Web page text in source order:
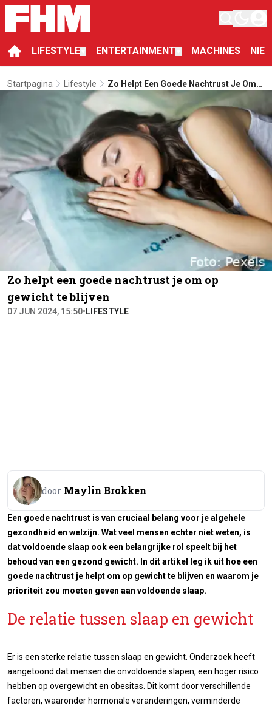
LIFESTYLE ENTERTAINMENT MACHINES
Startpagina Lifestyle
Zo Helpt Een Goede Nachtrust Je Om
Op Gewicht Te Blijven
Zo helpt een goede nachtrust je om op
gewicht te blijven
07 JUN 2024, 15:50• LIFESTYLE
door Maylin Brokken
Een goede nachtrust is van cruciaal belang voor je algehele
gezondheid en welzijn. Wat veel mensen echter niet weten, is
dat voldoende slaap ook een belangrijke rol speelt bij het
behoud van een gezond gewicht. In dit artikel leg ik uit hoe een
goede nachtrust je helpt om op gewicht te blijven en waarom je
prioriteit zou moeten geven aan voldoende slaap.
De relatie tussen slaap en gewicht
Er is een sterke relatie tussen slaap en gewicht. Onderzoek heeft
aangetoond dat mensen die onvoldoende slapen, een hoger risico
hebben op overgewicht en obesitas. Dit komt door verschillende
factoren, waaronder hormonale veranderingen, verminderde